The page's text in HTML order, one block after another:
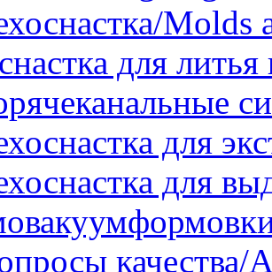
Molds
для литья
для
для
качества/